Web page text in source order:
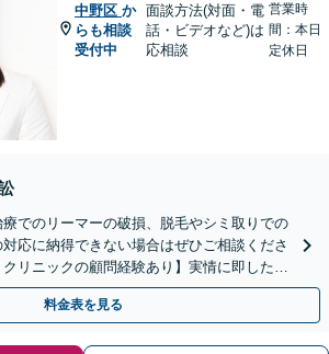
中野区 か
らも相談
受付中
面談方法(対面・電
話・ビデオなど)は
応相談
営業時
間：本日
定休日
療でのリーマーの破損、脱毛やシミ取りでの
応に納得できない場合はぜひご相談くださ
リニックの顧問経験あり】実情に即したア
トラブルの解決を目指します。
料金表を見る